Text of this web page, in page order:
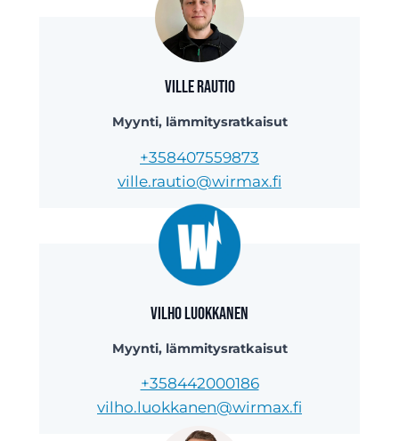
Ville Rautio
Myynti, lämmitysratkaisut
+358407559873
ville.rautio@wirmax.fi
Vilho Luokkanen
Myynti, lämmitysratkaisut
+358442000186
vilho.luokkanen@wirmax.fi